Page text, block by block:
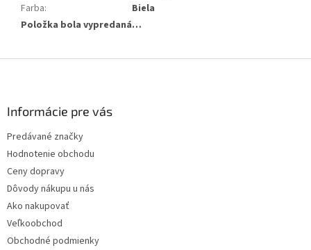
Farba:
Biela
Položka bola vypredaná…
Informácie pre vás
Predávané značky
Hodnotenie obchodu
Ceny dopravy
Dôvody nákupu u nás
Ako nakupovať
Veľkoobchod
Obchodné podmienky